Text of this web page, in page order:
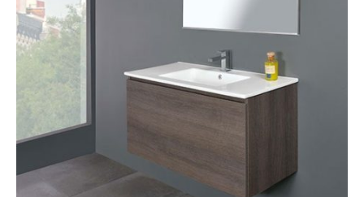
MOBILI BAGNO
ARREDO BAGNO
Sanitari
RUBINETTERIA